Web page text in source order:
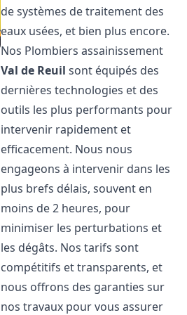
de systèmes de traitement des
eaux usées, et bien plus encore.
Nos Plombiers assainissement
Val de Reuil sont équipés des
dernières technologies et des
outils les plus performants pour
intervenir rapidement et
efficacement. Nous nous
engageons à intervenir dans les
plus brefs délais, souvent en
moins de 2 heures, pour
minimiser les perturbations et
les dégâts. Nos tarifs sont
compétitifs et transparents, et
nous offrons des garanties sur
nos travaux pour vous assurer